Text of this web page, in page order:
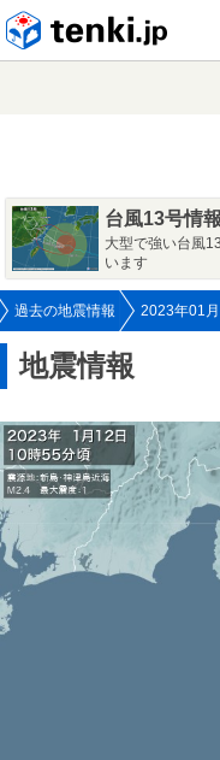
台風13号情報
大型で強い台風
います
過去の地震情報 2023年01
地震情報